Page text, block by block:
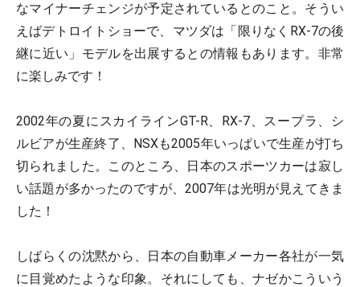
なマイナーチェンジが予定されているとのこと。そうい
えばデトロイトショーで、マツダは「限りなくRX-7の後
継に近い」モデルを出展するとの情報もあります。非常
に楽しみです！
2002年の夏にスカイラインGT-R、RX-7、スープラ、シ
ルビアが生産終了、NSXも2005年いっぱいで生産が打ち
切られました。このところ、日本のスポーツカーは寂し
い話題が多かったのですが、2007年は光明が見えてきま
した！
しばらくの沈黙から、日本の自動車メーカー各社が一気
に目覚めたような印象。それにしても、ナゼかこういう